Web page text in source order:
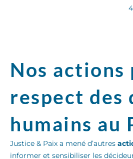
Nos actions
respect des
humains au
Justice & Paix a mené d’autres
informer et sensibiliser les